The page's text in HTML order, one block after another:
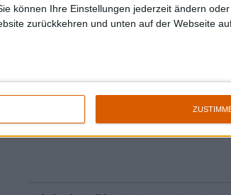
können Ihre Einstellungen jederzeit ändern
zurückkehren und unten auf der Webseite
IN